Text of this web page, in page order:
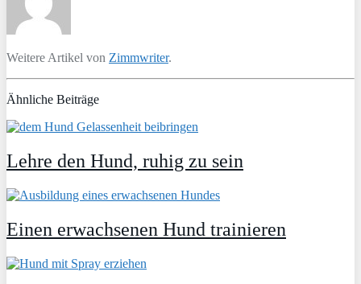
Weitere Artikel von Zimmwriter.
Ähnliche Beiträge
Lehre den Hund, ruhig zu sein
Einen erwachsenen Hund trainieren